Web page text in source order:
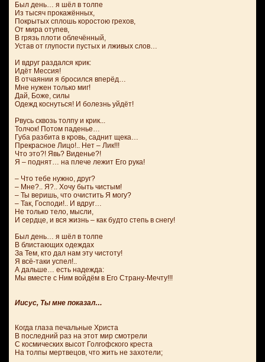
Был день… я шёл в толпе
Из тысяч прокажённых,
Покрытых сплошь коростою грехов,
От мира отупев,
В грязь плоти облечённый,
Устав от глупости пустых и лживых слов…
И вдруг раздался крик:
Идёт Мессия!
В отчаянии я бросился вперёд…
Мне нужен только миг!
Дай, Боже, силы
Одежд коснуться! И болезнь уйдёт!
Рвусь сквозь толпу и крик...
Толчок! Потом паденье…
Губа разбита в кровь, саднит щека…
Прекрасное Лицо!.. Нет – Лик!!!
Что это?! Явь? Виденье?!
Я – поднят… на плече лежит Его рука!
– Что тебе нужно, друг?
– Мне?.. Я?.. Хочу быть чистым!
– Ты веришь, что очистить Я могу?
– Так, Господи!.. И вдруг…
Не только тело, мысли,
И сердце, и вся жизнь – как будто степь в снегу!
Был день… я шёл в толпе
В блистающих одеждах
За Тем, кто дал нам эту чистоту!
Я всё-таки успел!..
А дальше… есть надежда:
Мы вместе с Ним войдём в Его Страну-Мечту!!!
Иисус, Ты мне показал…
Когда глаза печальные Христа
В последний раз на этот мир смотрели
С космических высот Голгофского креста
На толпы мертвецов, что жить не захотели;